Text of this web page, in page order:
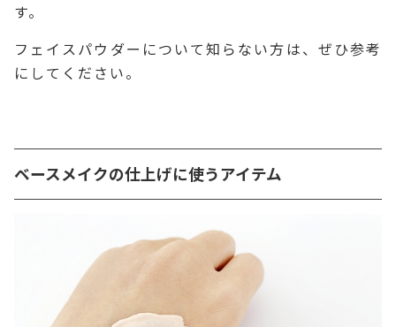
す。
フェイスパウダーについて知らない方は、ぜひ参考
にしてください。
ベースメイクの仕上げに使うアイテム